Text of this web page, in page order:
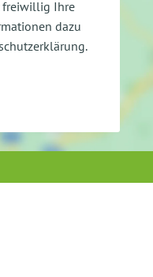
freiwillig Ihre
dazu